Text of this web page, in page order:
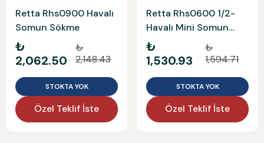
Retta Rhs0900 Havalı
Somun Sökme
₺
2,062.50
₺
2,148.43
STOKTA YOK
Özel Teklif İste
Retta Rhs0600 1/2-
Havalı Mini Somun
Sökme
₺
1,530.93
₺
1,594.71
STOKTA YOK
Özel Teklif İste